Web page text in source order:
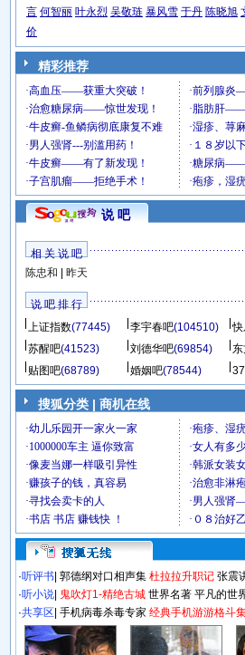
言 何智丽 叶永烈 吴敬琏 暴风雪 于丹 陈晓旭
价
精彩推荐
说 吧
相 关 说 吧
陈忠和
昨天
说 吧 排 行
上证指数(77445) 李宇春吧(104510) 快
苏醒吧(41523) 刘德华吧(69854) 东
贴图吧(68789) 婚姻吧(78544)
搜狐分类 | 商机在线
·听评书 郭德纲对口相声集 杜拉拉升职记 张震
·听小说 鬼吹灯1-精绝古城 世界名著 平凡的世
·共享区 手机病毒杀毒专家 经典手机游游格斗